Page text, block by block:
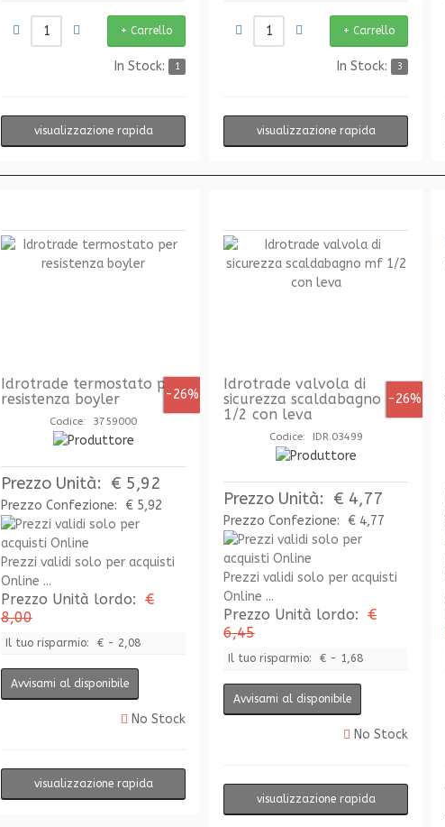
In Stock: 1
visualizzazione rapida
In Stock: 3
visualizzazione rapida
-26%
Idrotrade termostato per
resistenza boyler
Codice: 3759000
Prezzo Unità: € 5,92
Prezzo Confezione: € 5,92
Prezzi validi solo per acquisti
Online ...
Prezzo Unità lordo: €
8,00
Il tuo risparmio: € - 2,08
Avvisami al disponibile
No Stock
visualizzazione rapida
-26%
Idrotrade valvola di
sicurezza scaldabagno mf
1/2 con leva
Codice: IDR.03499
Prezzo Unità: € 4,77
Prezzo Confezione: € 4,77
Prezzi validi solo per acquisti
Online ...
Prezzo Unità lordo: €
6,45
Il tuo risparmio: € - 1,68
Avvisami al disponibile
No Stock
visualizzazione rapida